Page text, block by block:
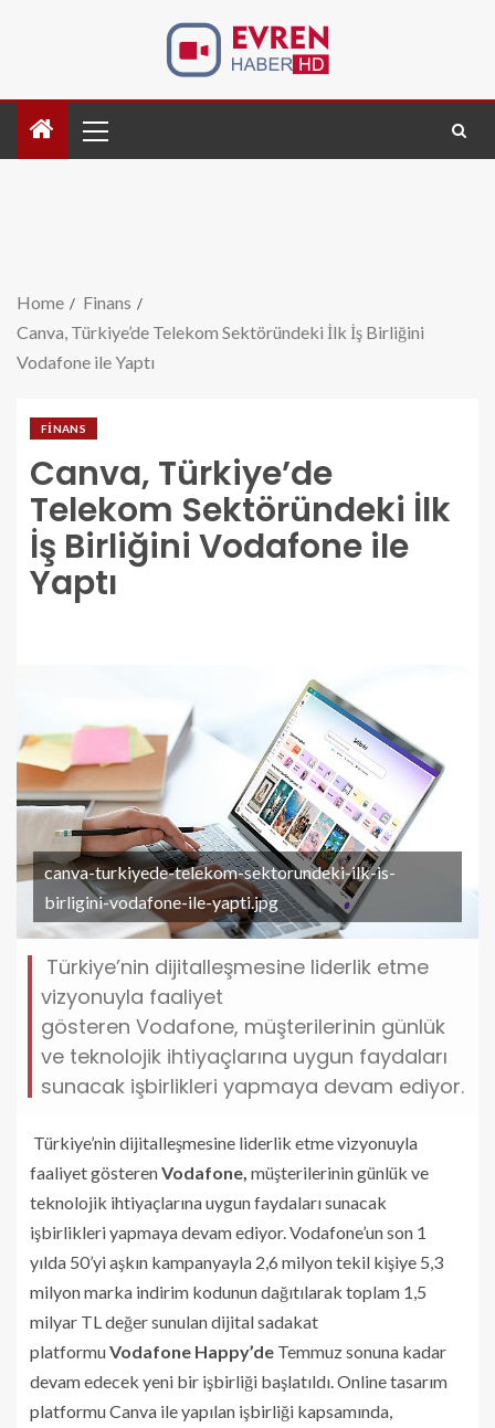
Home
Finans
Canva, Türkiye’de Telekom Sektöründeki İlk İş Birliğini
Vodafone ile Yaptı
FINANS
Canva, Türkiye’de
Telekom Sektöründeki İlk
İş Birliğini Vodafone ile
Yaptı
canva-turkiyede-telekom-sektorundeki-ilk-is-
birligini-vodafone-ile-yapti.jpg
Türkiye’nin dijitalleşmesine liderlik etme
vizyonuyla faaliyet
gösteren Vodafone, müşterilerinin günlük
ve teknolojik ihtiyaçlarına uygun faydaları
sunacak işbirlikleri yapmaya devam ediyor.
Türkiye’nin dijitalleşmesine liderlik etme vizyonuyla
faaliyet gösterenVodafone, müşterilerinin günlük ve
teknolojik ihtiyaçlarına uygun faydaları sunacak
işbirlikleri yapmaya devam ediyor. Vodafone’un son 1
yılda 50’yi aşkın kampanyayla 2,6 milyon tekil kişiye 5,3
milyon marka indirim kodunun dağıtılarak toplam 1,5
milyar TL değer sunulan dijital sadakat
platformuVodafone Happy’de Temmuz sonuna kadar
devam edecek yeni bir işbirliği başlatıldı. Online tasarım
platformu Canva ile yapılan işbirliği kapsamında,